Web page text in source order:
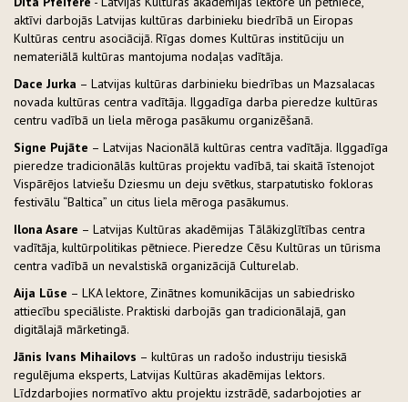
aktīvi darbojās Latvijas kultūras darbinieku biedrībā un Eiropas
Kultūras centru asociācijā. Rīgas domes Kultūras institūciju un
nemateriālā kultūras mantojuma nodaļas vadītāja.
Dace Jurka – Latvijas kultūras darbinieku biedrības un Mazsalacas
novada kultūras centra vadītāja. Ilggadīga darba pieredze kultūras
centru vadībā un liela mēroga pasākumu organizēšanā.
Signe Pujāte – Latvijas Nacionālā kultūras centra vadītāja. Ilggadīga
pieredze tradicionālās kultūras projektu vadībā, tai skaitā īstenojot
Vispārējos latviešu Dziesmu un deju svētkus, starpatutisko fokloras
festivālu “Baltica” un citus liela mēroga pasākumus.
Ilona Asare – Latvijas Kultūras akadēmijas Tālākizglītības centra
vadītāja, kultūrpolitikas pētniece. Pieredze Cēsu Kultūras un tūrisma
centra vadībā un nevalstiskā organizācijā Culturelab.
Aija Lūse – LKA lektore, Zinātnes komunikācijas un sabiedrisko
attiecību speciāliste. Praktiski darbojās gan tradicionālajā, gan
digitālajā mārketingā.
Jānis Ivans Mihailovs – kultūras un radošo industriju tiesiskā
regulējuma eksperts, Latvijas Kultūras akadēmijas lektors.
Līdzdarbojies normatīvo aktu projektu izstrādē, sadarbojoties ar